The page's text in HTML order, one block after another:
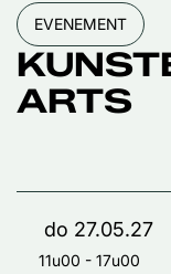
EVENEMENT
ARTS
do 27.05.27
11u00 - 17u00